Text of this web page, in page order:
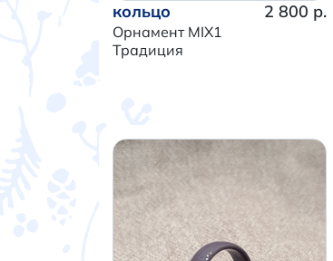
Итого:
Продолжить покупки
кольцо
Орнамент MIX1
Традиция
2 800 р.